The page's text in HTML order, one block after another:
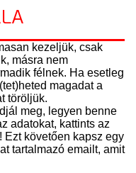
kezeljük, csak
másra nem
félnek. Ha esetleg
magadat a
töröljük.
meg, legyen benne
adatokat, kattints az
Ezt követően kapsz egy
tartalmazó emailt, amit